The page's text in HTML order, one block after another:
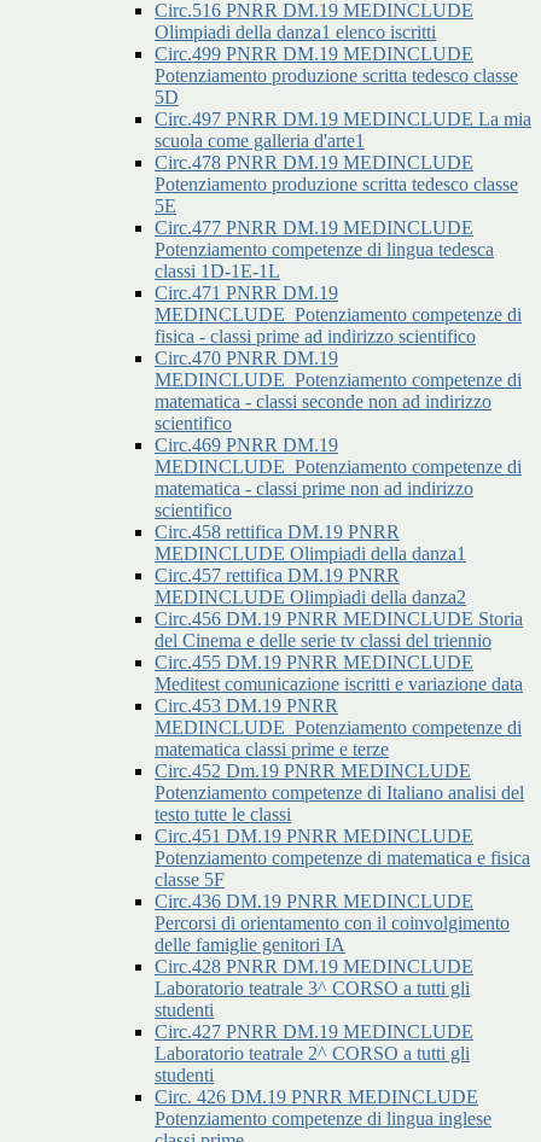
Circ.516 PNRR DM.19 MEDINCLUDE
Olimpiadi della danza1 elenco iscritti
Circ.499 PNRR DM.19 MEDINCLUDE
Potenziamento produzione scritta tedesco classe
5D
Circ.497 PNRR DM.19 MEDINCLUDE La mia
scuola come galleria d'arte1
Circ.478 PNRR DM.19 MEDINCLUDE
Potenziamento produzione scritta tedesco classe
5E
Circ.477 PNRR DM.19 MEDINCLUDE
Potenziamento competenze di lingua tedesca
classi 1D-1E-1L
Circ.471 PNRR DM.19
MEDINCLUDE_Potenziamento competenze di
fisica - classi prime ad indirizzo scientifico
Circ.470 PNRR DM.19
MEDINCLUDE_Potenziamento competenze di
matematica - classi seconde non ad indirizzo
scientifico
Circ.469 PNRR DM.19
MEDINCLUDE_Potenziamento competenze di
matematica - classi prime non ad indirizzo
scientifico
Circ.458 rettifica DM.19 PNRR
MEDINCLUDE Olimpiadi della danza1
Circ.457 rettifica DM.19 PNRR
MEDINCLUDE Olimpiadi della danza2
Circ.456 DM.19 PNRR MEDINCLUDE Storia
del Cinema e delle serie tv classi del triennio
Circ.455 DM.19 PNRR MEDINCLUDE
Meditest comunicazione iscritti e variazione data
Circ.453 DM.19 PNRR
MEDINCLUDE_Potenziamento competenze di
matematica classi prime e terze
Circ.452 Dm.19 PNRR MEDINCLUDE
Potenziamento competenze di Italiano analisi del
testo tutte le classi
Circ.451 DM.19 PNRR MEDINCLUDE
Potenziamento competenze di matematica e fisica
classe 5F
Circ.436 DM.19 PNRR MEDINCLUDE
Percorsi di orientamento con il coinvolgimento
delle famiglie genitori IA
Circ.428 PNRR DM.19 MEDINCLUDE
Laboratorio teatrale 3^ CORSO a tutti gli
studenti
Circ.427 PNRR DM.19 MEDINCLUDE
Laboratorio teatrale 2^ CORSO a tutti gli
studenti
Circ. 426 DM.19 PNRR MEDINCLUDE
Potenziamento competenze di lingua inglese